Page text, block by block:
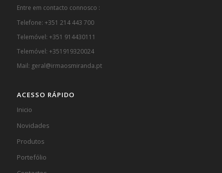
Entre em contacto connosco :
Telefone: +351 214 443 700
Telemóvel: +351 914430111
Telemóvel: +351919320024
Mail: geral@irmaosmiranda.pt
ACESSO RÁPIDO
Inicio
Novidades
Produtos
Portefólio